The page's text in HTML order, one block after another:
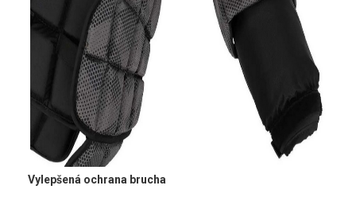
Vylepšená ochrana brucha